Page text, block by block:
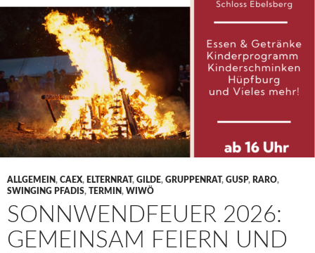
ALLGEMEIN, CAEX, ELTERNRAT, GILDE, GRUPPENRAT, GUSP, RARO,
SWINGING PFADIS, TERMIN, WIWÖ
SONNWENDFEUER 2026:
GEMEINSAM FEIERN UND